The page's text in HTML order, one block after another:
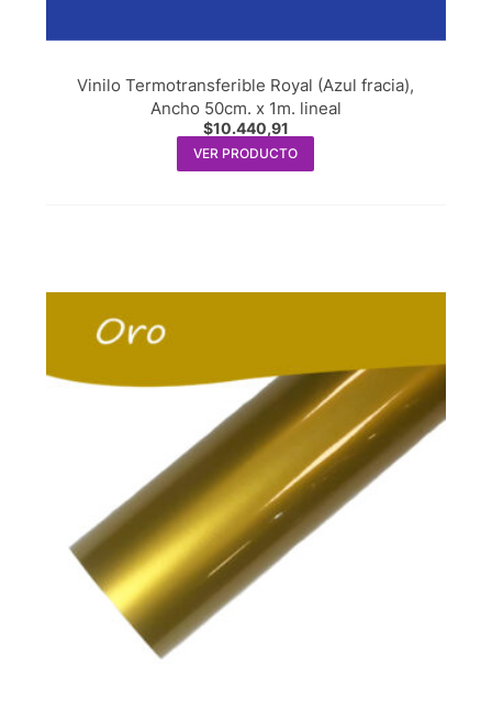
Vinilo Termotransferible Royal (Azul fracia),
Ancho 50cm. x 1m. lineal
$10.440,91
VER PRODUCTO